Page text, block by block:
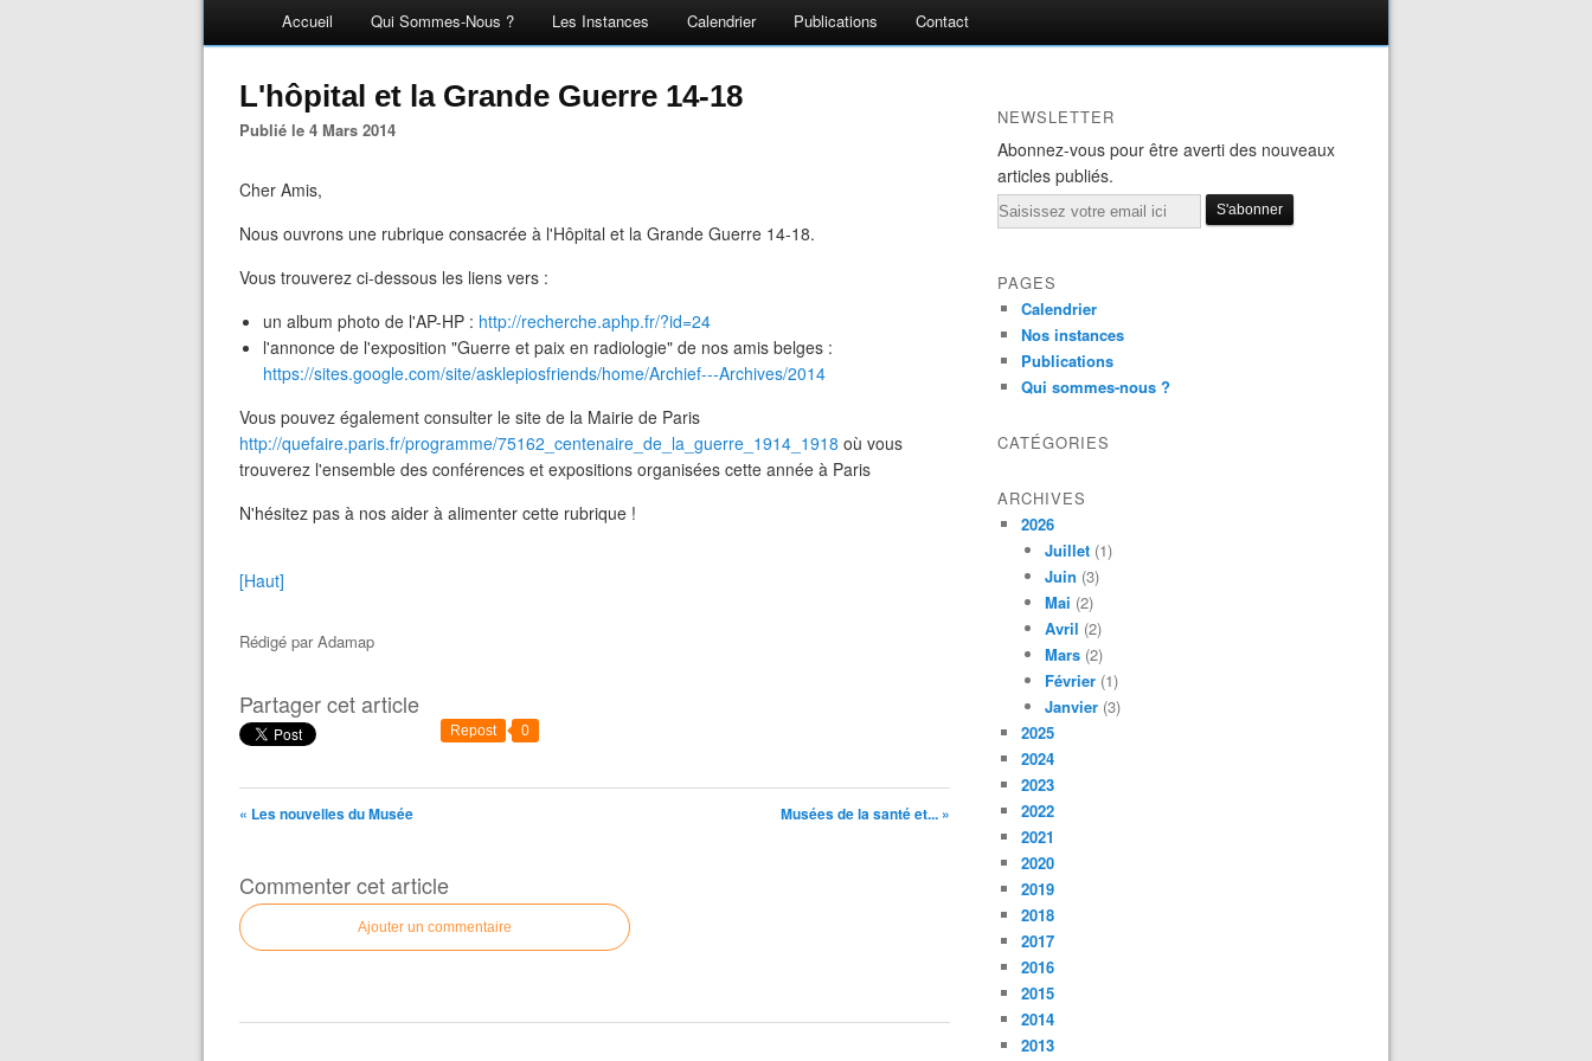
Accueil Qui Sommes-Nous ? Les Instances Calendrier Publications Contact
L'hôpital et la Grande Guerre 14-18
Publié le 4 Mars 2014
Cher Amis,
Nous ouvrons une rubrique consacrée à l'Hôpital et la Grande Guerre 14-18.
Vous trouverez ci-dessous les liens vers :
un album photo de l'AP-HP : http://recherche.aphp.fr/?id=24
l'annonce de l'exposition "Guerre et paix en radiologie" de nos amis belges :
https://sites.google.com/site/asklepiosfriends/home/Archief---Archives/2014
Vous pouvez également consulter le site de la Mairie de Paris
http://quefaire.paris.fr/programme/75162_centenaire_de_la_guerre_1914_1918 où vous
trouverez l'ensemble des conférences et expositions organisées cette année à Paris
N'hésitez pas à nos aider à alimenter cette rubrique !
[Haut]
Rédigé parAdamap
Partager cet article
Repost 0
« Les nouvelles du Musée Musées de la santé et... »
Commenter cet article
Ajouter un commentaire
NEWSLETTER
Abonnez-vous pour être averti des nouveaux
articles publiés.
Email
PAGES
Calendrier
Nos instances
Publications
Qui sommes-nous ?
CATÉGORIES
ARCHIVES
2026
Juillet (1)
Juin (3)
Mai (2)
Avril (2)
Mars (2)
Février (1)
Janvier (3)
2025
2024
2023
2022
2021
2020
2019
2018
2017
2016
2015
2014
2013